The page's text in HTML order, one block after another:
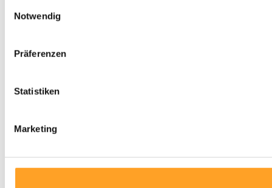
Notwendig
Präferenzen
Statistiken
Marketing